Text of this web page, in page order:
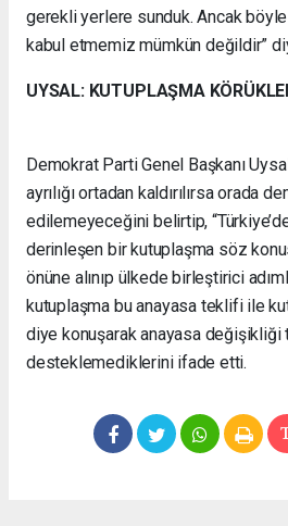
gerekli yerlere sunduk. Ancak
kabul etmemiz mümkün değildir”
UYSAL: KUTUPLAŞMA
Demokrat Parti Genel Başkanı
ayrılığı ortadan kaldırılırsa orada
edilemeyeceğini belirtip,
derinleşen bir kutuplaşma söz
önüne alınıp ülkede birleştirici
kutuplaşma bu anayasa teklifi ile
diye konuşarak anayasa
desteklemediklerini ifade etti.